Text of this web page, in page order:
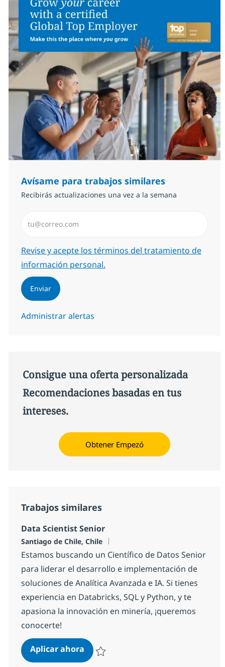
Avísame para trabajos similares
Recibirás actualizaciones una vez a la semana
Required
Revise y acepte los términos del tratamiento de
información personal.
Enviar
Administrar alertas
Consigue una oferta personalizada
Recomendaciones basadas en tus
intereses.
Obtener Empezó
Trabajos similares
Data Scientist Senior
Ubicación
Santiago de Chile, Chile
Estamos buscando un Científico de Datos Senior
para liderar el desarrollo e implementación de
soluciones de Analítica Avanzada e IA. Si tienes
experiencia en Databricks, SQL y Python, y te
apasiona la innovación en minería, ¡queremos
conocerte!
Aplicar ahoraData Scientist Senior